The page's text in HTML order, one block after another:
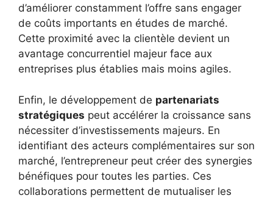
d’améliorer constamment l’offre sans engager
de coûts importants en études de marché.
Cette proximité avec la clientèle devient un
avantage concurrentiel majeur face aux
entreprises plus établies mais moins agiles.
Enfin, le développement de partenariats
stratégiques peut accélérer la croissance sans
nécessiter d’investissements majeurs. En
identifiant des acteurs complémentaires sur son
marché, l’entrepreneur peut créer des synergies
bénéfiques pour toutes les parties. Ces
collaborations permettent de mutualiser les